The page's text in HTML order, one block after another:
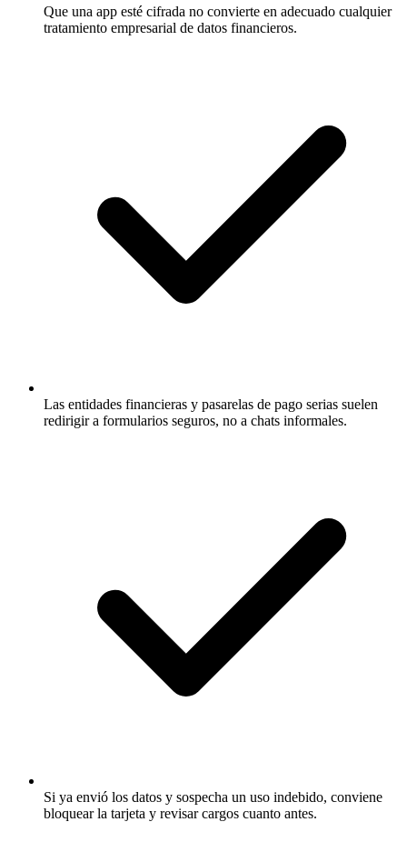
Que una app esté cifrada no convierte en adecuado cualquier
tratamiento empresarial de datos financieros.
Las entidades financieras y pasarelas de pago serias suelen
redirigir a formularios seguros, no a chats informales.
Si ya envió los datos y sospecha un uso indebido, conviene
bloquear la tarjeta y revisar cargos cuanto antes.